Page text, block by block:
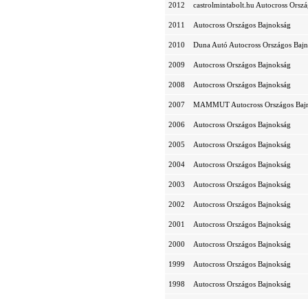
2012 castrolmintabolt.hu Autocross
2011 Autocross Országos Bajnokság
2010 Duna Autó Autocross Országos
2009 Autocross Országos Bajnokság
2008 Autocross Országos Bajnokság
2007 MAMMUT Autocross Országos
2006 Autocross Országos Bajnokság
2005 Autocross Országos Bajnokság
2004 Autocross Országos Bajnokság
2003 Autocross Országos Bajnokság
2002 Autocross Országos Bajnokság
2001 Autocross Országos Bajnokság
2000 Autocross Országos Bajnokság
1999 Autocross Országos Bajnokság
1998 Autocross Országos Bajnokság